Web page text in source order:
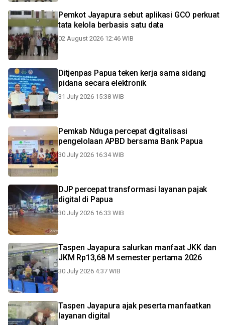
Pemkot Jayapura sebut aplikasi GCO perkuat
tata kelola berbasis satu data
02 August 2026 12:46 WIB
Ditjenpas Papua teken kerja sama sidang
pidana secara elektronik
31 July 2026 15:38 WIB
Pemkab Nduga percepat digitalisasi
pengelolaan APBD bersama Bank Papua
30 July 2026 16:34 WIB
DJP percepat transformasi layanan pajak
digital di Papua
30 July 2026 16:33 WIB
Taspen Jayapura salurkan manfaat JKK dan
JKM Rp13,68 M semester pertama 2026
30 July 2026 4:37 WIB
Taspen Jayapura ajak peserta manfaatkan
layanan digital